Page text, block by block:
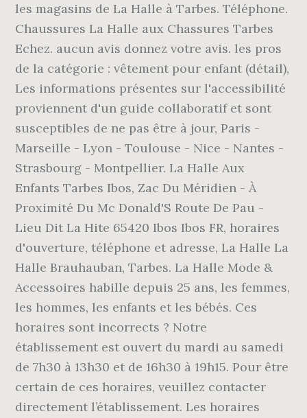
les magasins de La Halle à Tarbes. Téléphone.
Chaussures La Halle aux Chassures Tarbes
Echez. aucun avis donnez votre avis. les pros
de la catégorie : vêtement pour enfant (détail),
Les informations présentes sur l'accessibilité
proviennent d'un guide collaboratif et sont
susceptibles de ne pas être à jour, Paris -
Marseille - Lyon - Toulouse - Nice - Nantes -
Strasbourg - Montpellier. La Halle Aux
Enfants Tarbes Ibos, Zac Du Méridien - À
Proximité Du Mc Donald'S Route De Pau -
Lieu Dit La Hite 65420 Ibos Ibos FR, horaires
d'ouverture, téléphone et adresse, La Halle La
Halle Brauhauban, Tarbes. La Halle Mode &
Accessoires habille depuis 25 ans, les femmes,
les hommes, les enfants et les bébés. Ces
horaires sont incorrects ? Notre
établissement est ouvert du mardi au samedi
de 7h30 à 13h30 et de 16h30 à 19h15. Pour être
certain de ces horaires, veuillez contacter
directement l’établissement. Les horaires